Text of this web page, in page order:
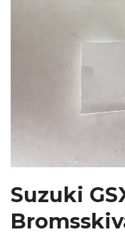
Suzuki